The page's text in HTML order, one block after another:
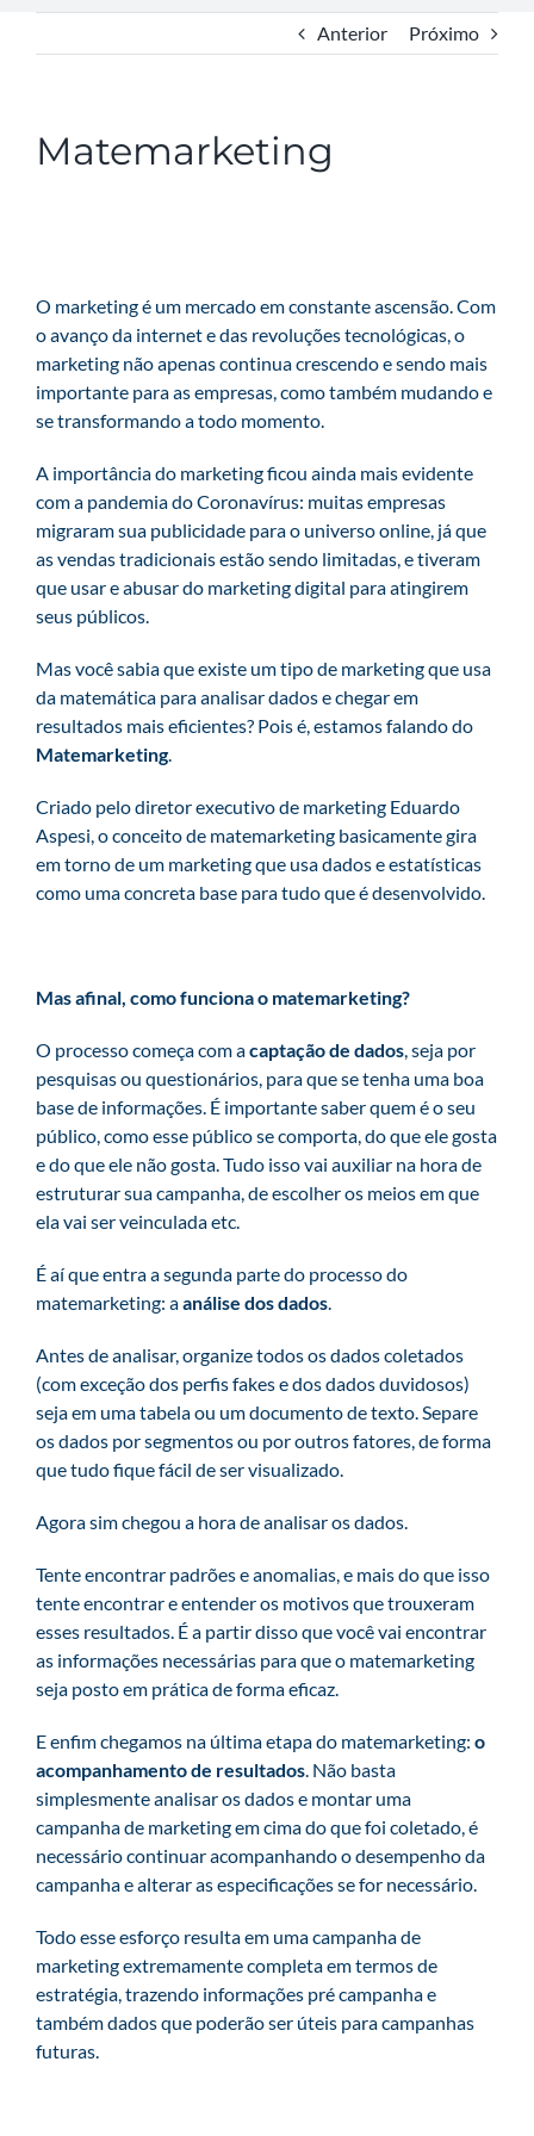
Anterior Próximo
Matemarketing
O marketing é um mercado em constante ascensão. Com
o avanço da internet e das revoluções tecnológicas, o
marketing não apenas continua crescendo e sendo mais
importante para as empresas, como também mudando e
se transformando a todo momento.
A importância do marketing ficou ainda mais evidente
com a pandemia do Coronavírus: muitas empresas
migraram sua publicidade para o universo online, já que
as vendas tradicionais estão sendo limitadas, e tiveram
que usar e abusar do marketing digital para atingirem
seus públicos.
Mas você sabia que existe um tipo de marketing que usa
da matemática para analisar dados e chegar em
resultados mais eficientes? Pois é, estamos falando do
Matemarketing.
Criado pelo diretor executivo de marketing Eduardo
Aspesi, o conceito de matemarketing basicamente gira
em torno de um marketing que usa dados e estatísticas
como uma concreta base para tudo que é desenvolvido.
Mas afinal, como funciona o matemarketing?
O processo começa com acaptação de dados, seja por
pesquisas ou questionários, para que se tenha uma boa
base de informações. É importante saber quem é o seu
público, como esse público se comporta, do que ele gosta
e do que ele não gosta. Tudo isso vai auxiliar na hora de
estruturar sua campanha, de escolher os meios em que
ela vai ser veinculada etc.
É aí que entra a segunda parte do processo do
matemarketing: aanálise dos dados.
Antes de analisar, organize todos os dados coletados
(com exceção dos perfis fakes e dos dados duvidosos)
seja em uma tabela ou um documento de texto. Separe
os dados por segmentos ou por outros fatores, de forma
que tudo fique fácil de ser visualizado.
Agora sim chegou a hora de analisar os dados.
Tente encontrar padrões e anomalias, e mais do que isso
tente encontrar e entender os motivos que trouxeram
esses resultados. É a partir disso que você vai encontrar
as informações necessárias para que o matemarketing
seja posto em prática de forma eficaz.
E enfim chegamos na última etapa do matemarketing: o
acompanhamento de resultados. Não basta
simplesmente analisar os dados e montar uma
campanha de marketing em cima do que foi coletado, é
necessário continuar acompanhando o desempenho da
campanha e alterar as especificações se for necessário.
Todo esse esforço resulta em uma campanha de
marketing extremamente completa em termos de
estratégia, trazendo informações pré campanha e
também dados que poderão ser úteis para campanhas
futuras.